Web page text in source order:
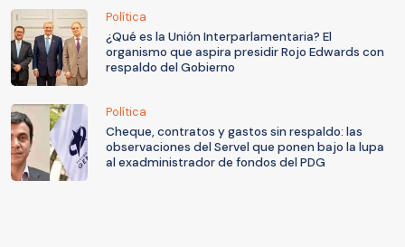
Política
¿Qué es la Unión Interparlamentaria? El
organismo que aspira presidir Rojo Edwards con
respaldo del Gobierno
Política
Cheque, contratos y gastos sin respaldo: las
observaciones del Servel que ponen bajo la lupa
al exadministrador de fondos del PDG